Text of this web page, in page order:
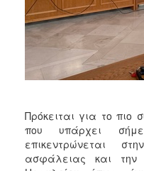
ΠΟΛΙΤΙΣΜΟΣ
ΑΝΘΕΚΤΙΚΗ
Πρόκειται για το πιο
που υπάρχει
επικεντρώνεται
ασφάλειας και